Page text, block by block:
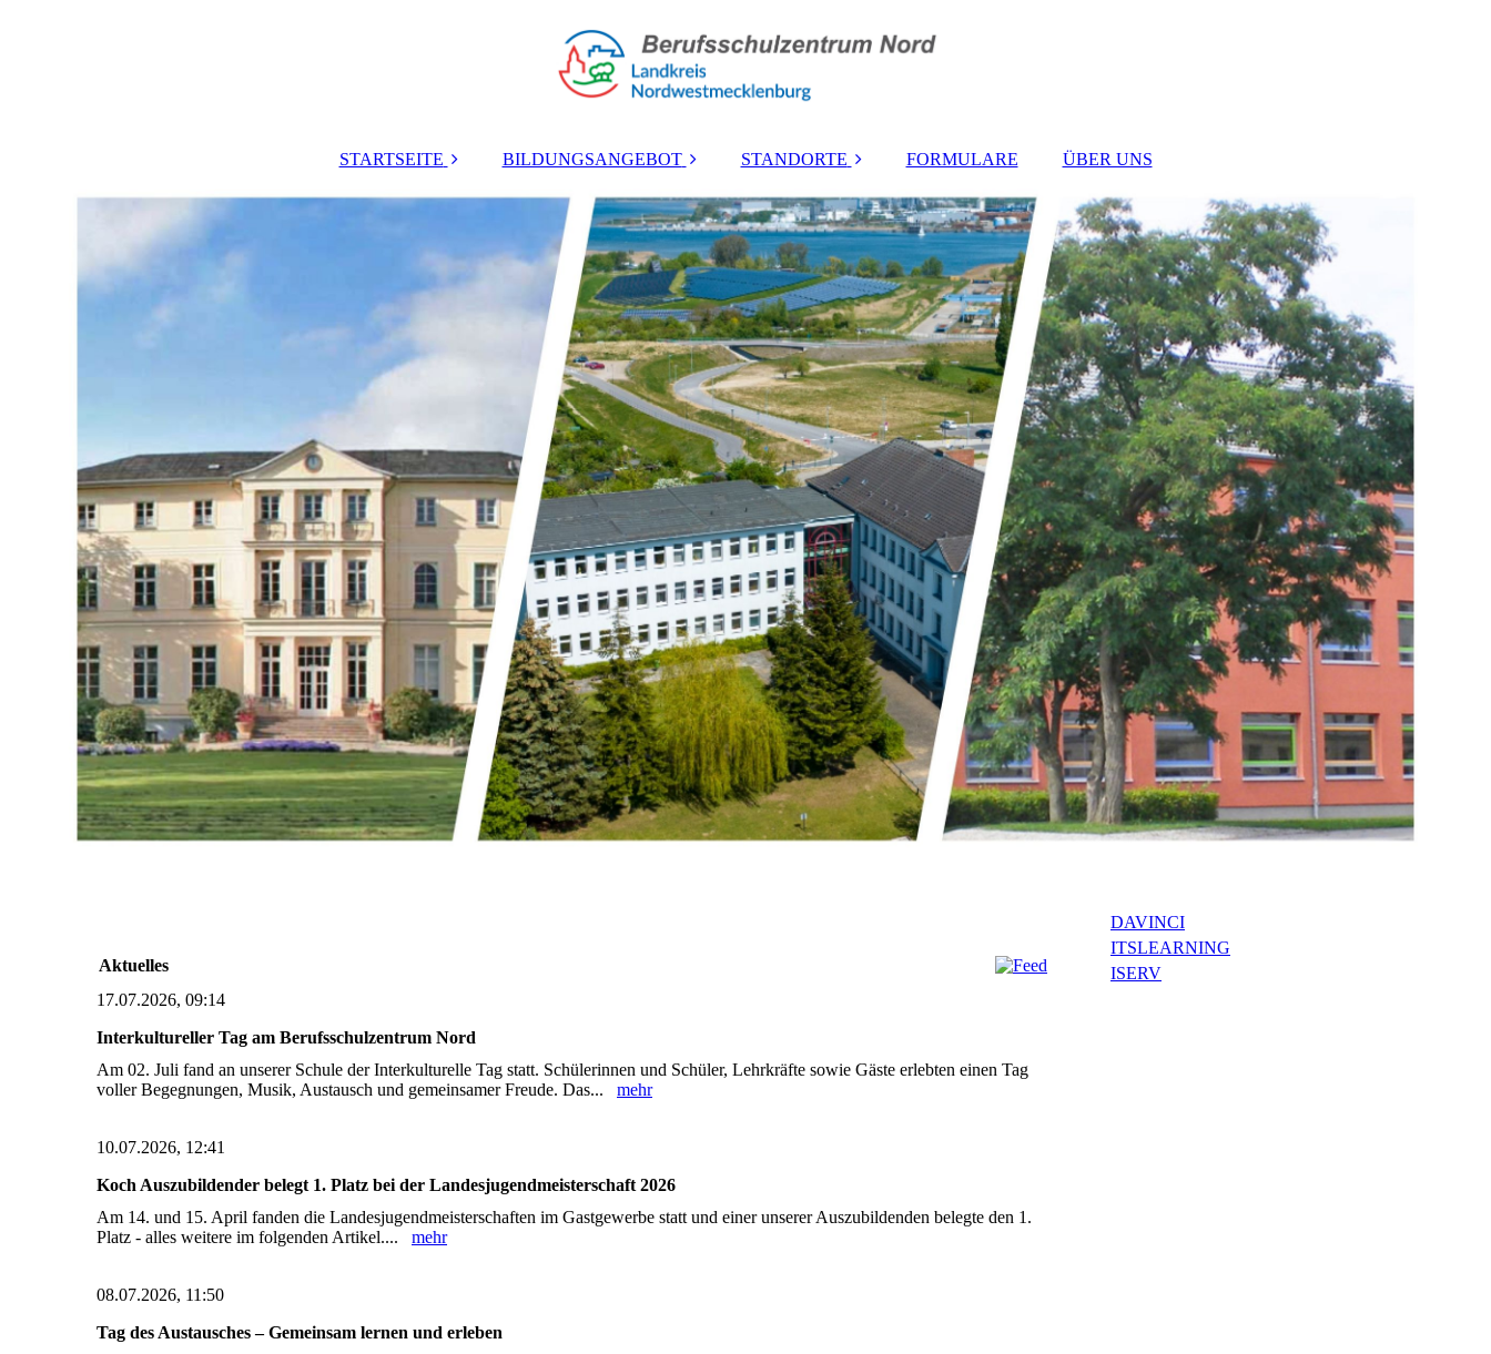
STARTSEITE
Pläne
BILDUNGSANGEBOT
Berufliches
Gymnasium
höhere
Berufsfachschule
Berufsschule
Berufsfachschule
Berufsvorbereitung
STANDORTE
Lübsche Straße
Mozartstraße
Zierow
Wohnheim
FORMULARE ÜBER UNS
Aktuelles
17.07.2026, 09:14
Interkultureller Tag am Berufsschulzentrum Nord
Am 02. Juli fand an unserer Schule der Interkulturelle Tag statt. Schülerinnen und Schüler, Lehrkräfte sowie Gäste erlebten einen Tag
voller Begegnungen, Musik, Austausch und gemeinsamer Freude. Das... mehr
10.07.2026, 12:41
Koch Auszubildender belegt 1. Platz bei der Landesjugendmeisterschaft 2026
Am 14. und 15. April fanden die Landesjugendmeisterschaften im Gastgewerbe statt und einer unserer Auszubildenden belegte den 1.
Platz - alles weitere im folgenden Artikel.... mehr
08.07.2026, 11:50
Tag des Austausches – Gemeinsam lernen und erleben
DAVINCI
ITSLEARNING
ISERV